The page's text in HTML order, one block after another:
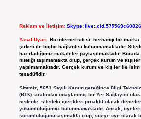
Reklam ve İletişim: Skype:
Yasal Uyarı: Bu internet sitesi, herhangi bir
şirketi ile hiçbir bağlantısı bulunmamaktadır.
hazırladığımız makaleler paylaşılmaktadır.
niteliği taşımamakta olup, gerçek kurum ve kişiler
yapılmamaktadır. Gerçek kurum ve kişiler ile
tesadüfidir.
Sitemiz, 5651 Sayılı Kanun gereğince Bilgi
(BTK) tarafından onaylanmış bir Yer Sağlayıcı
nedenle, sitedeki içerikleri proaktif olarak
yükümlülüğümüz bulunmamaktadır. Ancak,
sorumluluğunu taşımakta olup, siteye üye olarak